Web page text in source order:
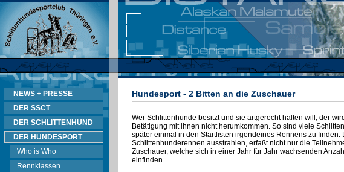
NEWS + PRESSE
DER SSCT
DER SCHLITTENHUND
DER HUNDESPORT
Who is Who
Rennklassen
Hundesport - 2 Bitten an die Zuschauer
Wer Schlittenhunde besitzt und sie artgerecht halten will, der
Betätigung mit ihnen nicht herumkommen. So sind viele
später einmal in den Startlisten irgendeines Rennens zu finden.
Schlittenhunderennen ausstrahlen, erfaßt nicht nur die
Zuschauer, welche sich in einer Jahr für Jahr wachsenden
einfinden.